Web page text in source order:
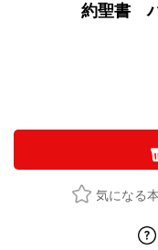
約聖書
気になる